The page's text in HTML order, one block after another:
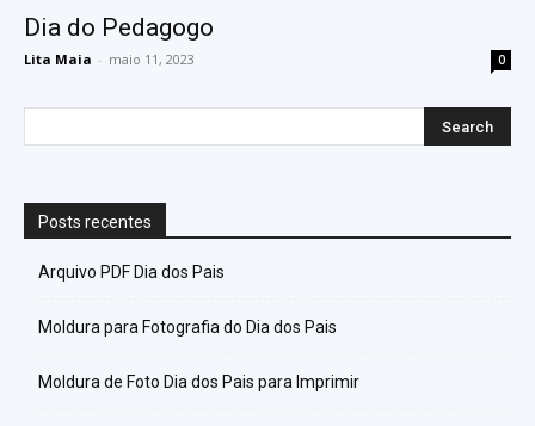
Dia do Pedagogo
Lita Maia - maio 11, 2023 0
Posts recentes
Arquivo PDF Dia dos Pais
Moldura para Fotografia do Dia dos Pais
Moldura de Foto Dia dos Pais para Imprimir